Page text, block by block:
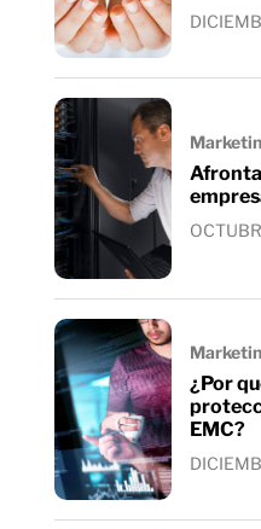
¿Por
EMC?